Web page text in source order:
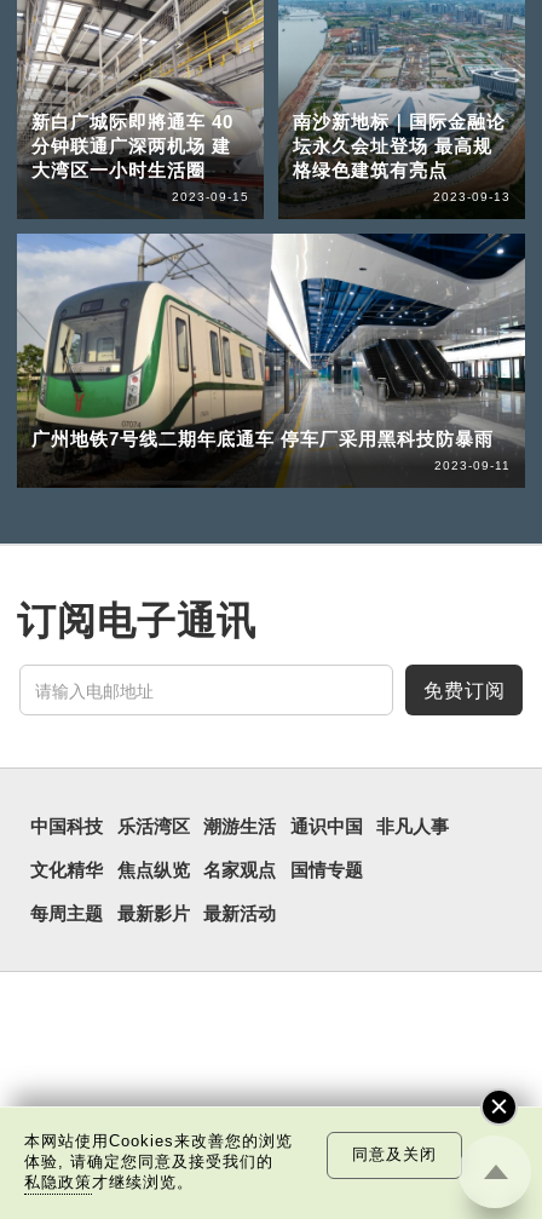
新白广城际即將通车 40
分钟联通广深两机场 建
大湾区一小时生活圈
2023-09-15
南沙新地标｜国际金融论
坛永久会址登场 最高规
格绿色建筑有亮点
2023-09-13
广州地铁7号线二期年底通车 停车厂采用黑科技防暴雨
2023-09-11
订阅电子通讯
免费订阅
中国科技 乐活湾区 潮游生活 通识中国 非凡人事
文化精华 焦点纵览 名家观点 国情专题
每周主题 最新影片 最新活动
本网站使用Cookies来改善您的浏览
体验, 请确定您同意及接受我们的
私隐政策才继续浏览。
同意及关闭